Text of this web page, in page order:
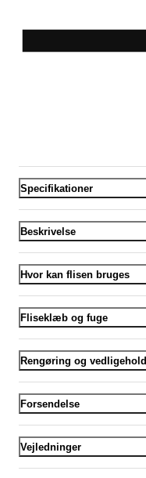
Specifikationer
Beskrivelse
Hvor kan flisen bruges
Fliseklæb og fuge
Rengøring og vedligehold
Forsendelse
Vejledninger